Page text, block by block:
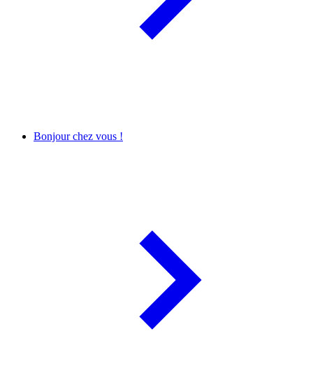
Bonjour chez vous !